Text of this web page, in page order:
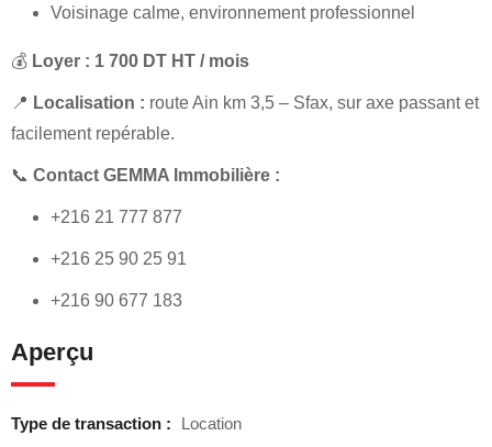
Voisinage calme, environnement professionnel
💰 Loyer : 1 700 DT HT / mois
📍 Localisation : route Ain km 3,5 – Sfax, sur axe passant et
facilement repérable.
📞 Contact GEMMA Immobilière :
+216 21 777 877
+216 25 90 25 91
+216 90 677 183
Aperçu
Type de transaction : Location